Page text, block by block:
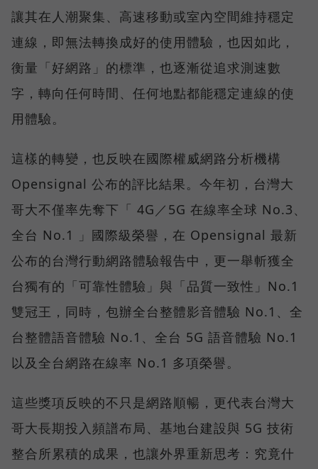
讓其在人潮聚集、高速移動或室內空間維持穩定
連線，即無法轉換成好的使用體驗，也因如此，
衡量「好網路」的標準，也逐漸從追求測速數
字，轉向任何時間、任何地點都能穩定連線的使
用體驗。
這樣的轉變，也反映在國際權威網路分析機構
Opensignal 公布的評比結果。今年初，台灣大
哥大不僅率先奪下「 4G／5G 在線率全球 No.3、
全台 No.1 」國際級榮譽，在 Opensignal 最新
公布的台灣行動網路體驗報告中，更一舉斬獲全
台獨有的「可靠性體驗」與「品質一致性」No.1
雙冠王，同時，包辦全台整體影音體驗 No.1、全
台整體語音體驗 No.1、全台 5G 語音體驗 No.1
以及全台網路在線率 No.1 多項榮譽。
這些獎項反映的不只是網路順暢，更代表台灣大
哥大長期投入頻譜布局、基地台建設與 5G 技術
整合所累積的成果，也讓外界重新思考：究竟什